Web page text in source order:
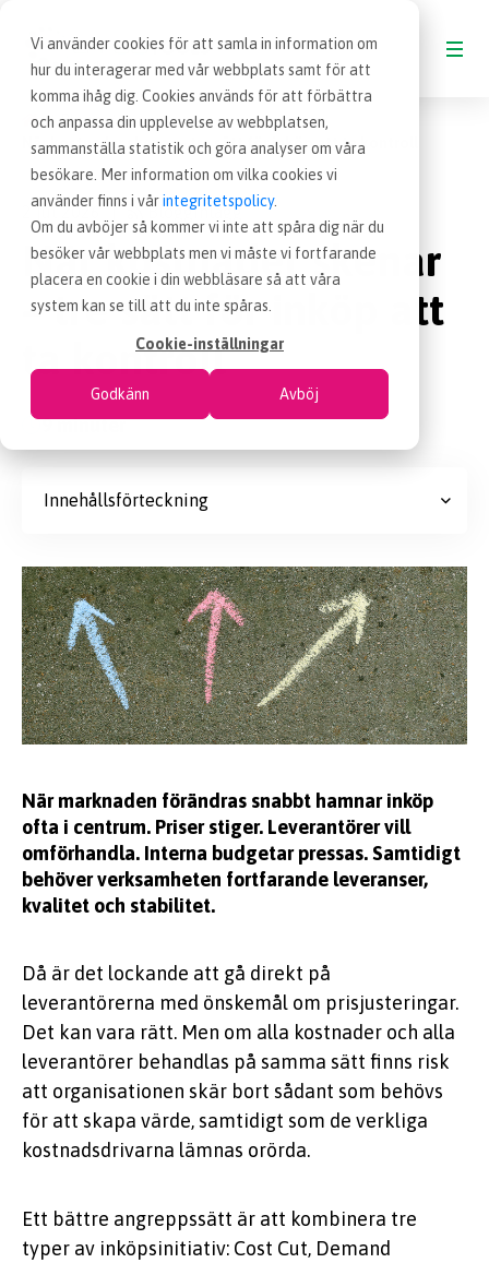
Vi använder cookies för att samla in information om
hur du interagerar med vår webbplats samt för att
komma ihåg dig. Cookies används för att förbättra
och anpassa din upplevelse av webbplatsen,
sammanställa statistik och göra analyser om våra
besökare. Mer information om vilka cookies vi
använder finns i vårintegritetspolicy.
Om du avböjer så kommer vi inte att spåra dig när du
besöker vår webbplats men vi måste vi fortfarande
placera en cookie i din webbläsare så att våra
system kan se till att du inte spåras.
Cookie-inställningar
Godkänn Avböj
BLOGG
VAD ÄR INKÖP
OM EFFSO TOOLS
TERMINOLOGI
Blogg
När kostnader skenar – tre sätt för inköp att ta kontroll
2 jul 2026 | Blogginlägg
När kostnader skenar
– tre sätt för inköp att
ta kontroll
9 minuter
Innehållsförteckning
När marknaden förändras snabbt hamnar inköp
ofta i centrum. Priser stiger. Leverantörer vill
omförhandla. Interna budgetar pressas. Samtidigt
behöver verksamheten fortfarande leveranser,
kvalitet och stabilitet.
Då är det lockande att gå direkt på
leverantörerna med önskemål om prisjusteringar.
Det kan vara rätt. Men om alla kostnader och alla
leverantörer behandlas på samma sätt finns risk
att organisationen skär bort sådant som behövs
för att skapa värde, samtidigt som de verkliga
kostnadsdrivarna lämnas orörda.
Ett bättre angreppssätt är att kombinera tre
typer av inköpsinitiativ: Cost Cut, Demand